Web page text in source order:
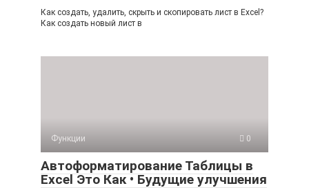
Как создать, удалить, скрыть и скопировать лист в Excel?
Как создать новый лист в
Функции 0
Автоформатирование Таблицы в
Excel Это Как • Будущие улучшения